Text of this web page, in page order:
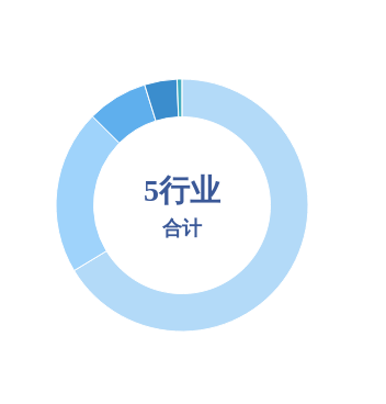
5行业
合计